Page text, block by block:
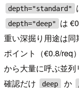
depth="standard"
depth="deep"
は
重い深掘り用途は
ポイント（€0.8/req
から大量に呼ぶ並列
確認だけ
deep か